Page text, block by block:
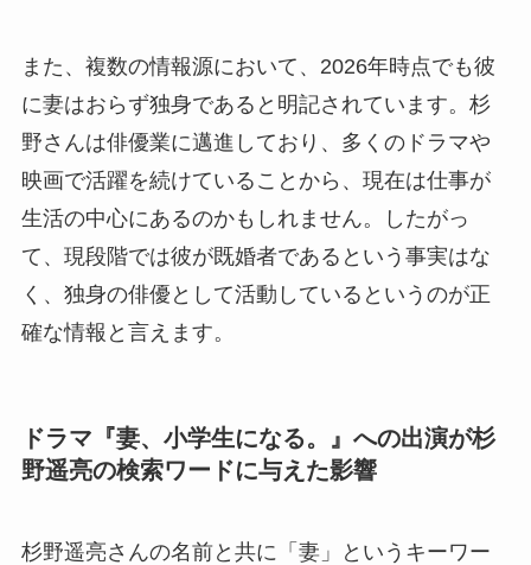
また、複数の情報源において、2026年時点でも彼
に妻はおらず独身であると明記されています。杉
野さんは俳優業に邁進しており、多くのドラマや
映画で活躍を続けていることから、現在は仕事が
生活の中心にあるのかもしれません。したがっ
て、現段階では彼が既婚者であるという事実はな
く、独身の俳優として活動しているというのが正
確な情報と言えます。
ドラマ『妻、小学生になる。』への出演が杉
野遥亮の検索ワードに与えた影響
杉野遥亮さんの名前と共に「妻」というキーワー